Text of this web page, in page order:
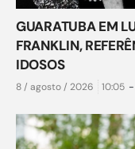
GUARATUBA EM
FRANKLIN,
IDOSOS
8 / agosto / 2026 10:05 -